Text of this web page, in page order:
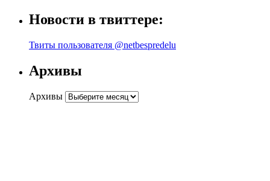
Новости в твиттере:
Твиты пользователя @netbespredelu
Архивы
Архивы